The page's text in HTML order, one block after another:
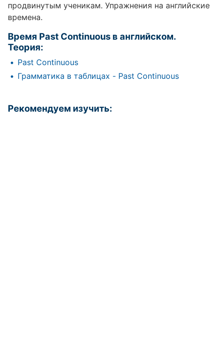
продвинутым ученикам. Упражнения на английские
времена.
Время Past Continuous в английском.
Теория:
Past Continuous
Грамматика в таблицах - Past Continuous
Рекомендуем изучить: